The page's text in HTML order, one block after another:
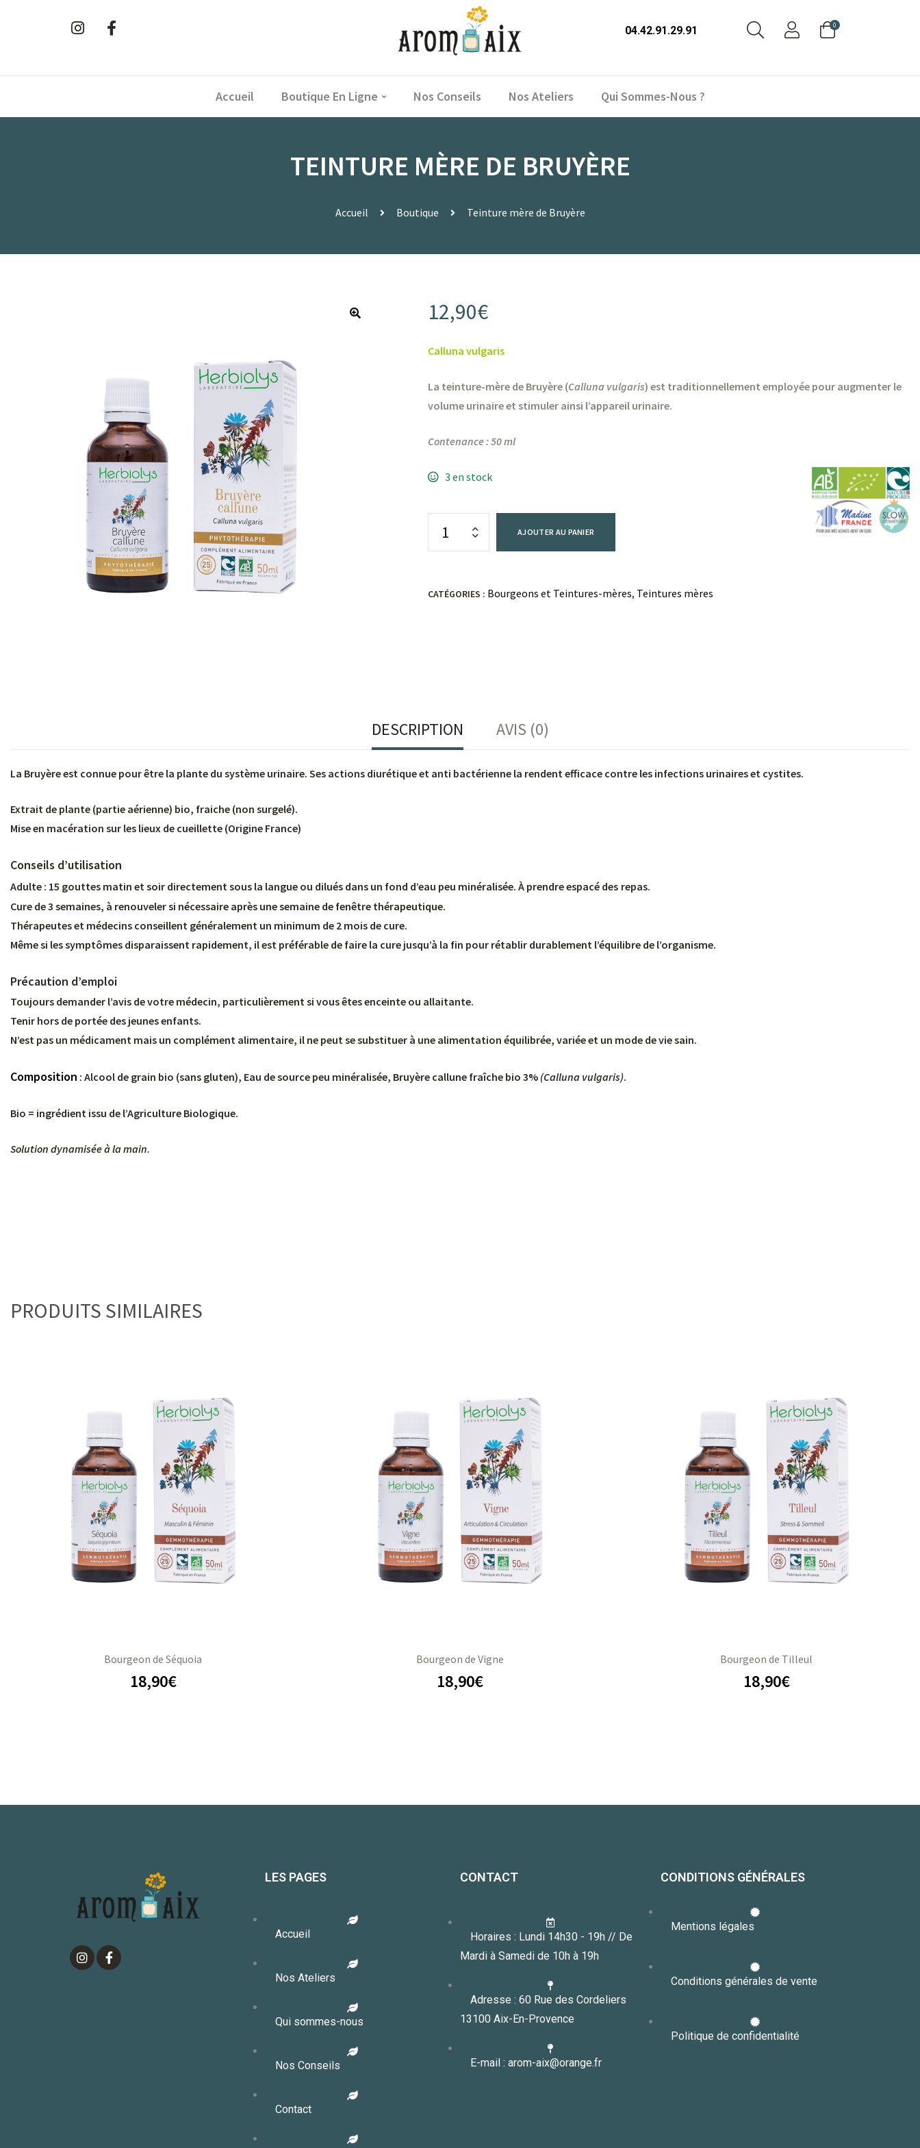
04.42.91.29.91 0
Accueil Boutique En Ligne Nos Conseils Nos Ateliers Qui Sommes-Nous ?
TEINTURE MÈRE DE BRUYÈRE
Accueil Boutique Teinture mère de Bruyère
12,90€
Calluna vulgaris
La teinture-mère de Bruyère (Calluna vulgaris) est traditionnellement employée pour augmenter le
volume urinaire et stimuler ainsi l’appareil urinaire.
Contenance : 50 ml
3 en stock
AJOUTER AU PANIER
CATÉGORIES : Bourgeons et Teintures-mères, Teintures mères
DESCRIPTION AVIS (0)
La Bruyère est connue pour être la plante du système urinaire. Ses actions diurétique et anti bactérienne la rendent efficace contre les infections urinaires et cystites.
Extrait de plante (partie aérienne) bio, fraiche (non surgelé).
Mise en macération sur les lieux de cueillette (Origine France)
Conseils d’utilisation
Adulte : 15 gouttes matin et soir directement sous la langue ou dilués dans un fond d’eau peu minéralisée. À prendre espacé des repas.
Cure de 3 semaines, à renouveler si nécessaire après une semaine de fenêtre thérapeutique.
Thérapeutes et médecins conseillent généralement un minimum de 2 mois de cure.
Même si les symptômes disparaissent rapidement, il est préférable de faire la cure jusqu’à la fin pour rétablir durablement l’équilibre de l’organisme.
Précaution d’emploi
Toujours demander l’avis de votre médecin, particulièrement si vous êtes enceinte ou allaitante.
Tenir hors de portée des jeunes enfants.
N’est pas un médicament mais un complément alimentaire, il ne peut se substituer à une alimentation équilibrée, variée et un mode de vie sain.
Composition : Alcool de grain bio (sans gluten), Eau de source peu minéralisée, Bruyère callune fraîche bio 3% (Calluna vulgaris).
Bio = ingrédient issu de l’Agriculture Biologique.
Solution dynamisée à la main.
PRODUITS SIMILAIRES
Bourgeon de Séquoia
18,90€
Bourgeon de Vigne
18,90€
Bourgeon de Tilleul
18,90€
LES PAGES
Accueil
Nos Ateliers
Qui sommes-nous
Nos Conseils
Contact
CONTACT
Horaires : Lundi 14h30 - 19h // De
Mardi à Samedi de 10h à 19h
Adresse : 60 Rue des Cordeliers
13100 Aix-En-Provence
E-mail : arom-aix@orange.fr
CONDITIONS GÉNÉRALES
Mentions légales
Conditions générales de vente
Politique de confidentialité